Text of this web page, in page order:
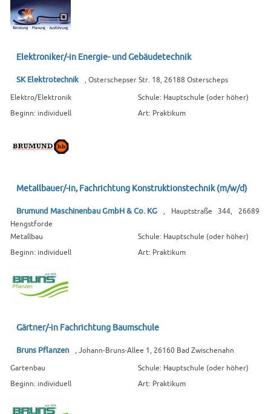
Elektroniker/-in Energie- und Gebäudetechnik
SK Elektrotechnik , Osterschepser Str. 18, 26188 Osterscheps
Elektro/Elektronik
Schule: Hauptschule (oder höher)
Beginn: individuell
Art: Praktikum
Metallbauer/-in, Fachrichtung Konstruktionstechnik (m/w/d)
Brumund Maschinenbau GmbH & Co. KG
, Hauptstraße 344, 26689
Hengstforde
Metallbau
Schule: Hauptschule (oder höher)
Beginn: individuell
Art: Praktikum
Gärtner/-in Fachrichtung Baumschule
Bruns Pflanzen , Johann-Bruns-Allee 1, 26160 Bad Zwischenahn
Gartenbau
Schule: Hauptschule (oder höher)
Beginn: individuell
Art: Praktikum